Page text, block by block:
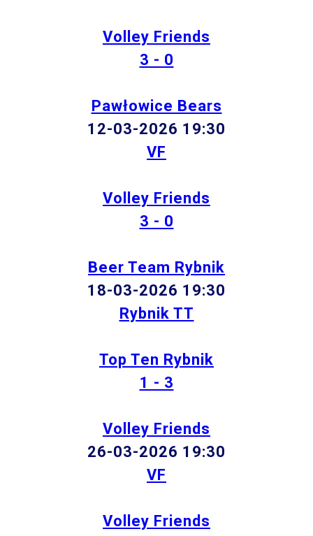
Volley Friends
3 - 0
Pawłowice Bears
12-03-2026 19:30
VF
Volley Friends
3 - 0
Beer Team Rybnik
18-03-2026 19:30
Rybnik TT
Top Ten Rybnik
1 - 3
Volley Friends
26-03-2026 19:30
VF
Volley Friends